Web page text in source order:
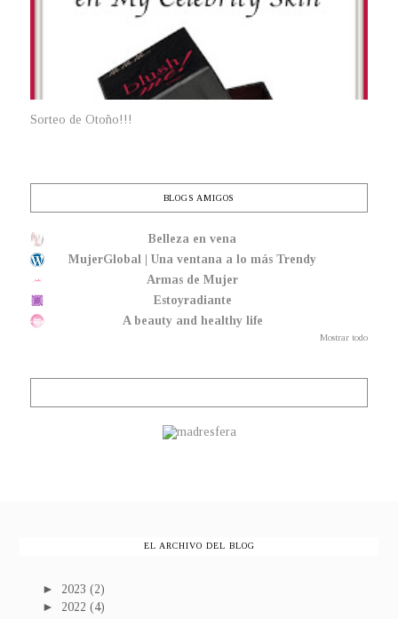
Sorteo de Otoño!!!
BLOGS AMIGOS
Belleza en vena
MujerGlobal | Una ventana a lo más Trendy
Armas de Mujer
Estoyradiante
A beauty and healthy life
Mostrar todo
EL ARCHIVO DEL BLOG
► 2023 (2)
► 2022 (4)